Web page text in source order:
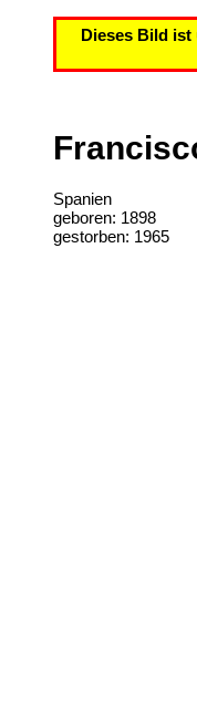
Dieses Bild ist
Spanien
geboren: 1898
gestorben: 1965